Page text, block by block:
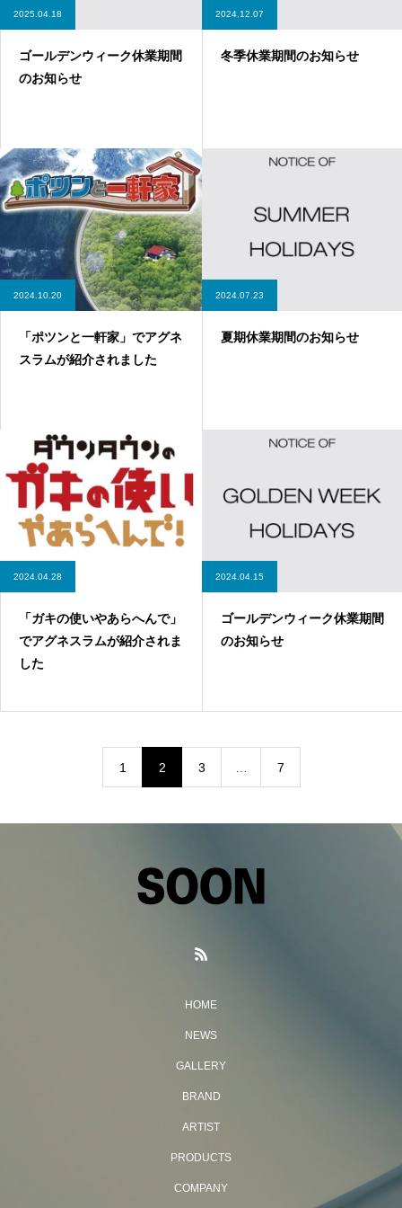
2025.04.18
ゴールデンウィーク休業期間
のお知らせ
2024.12.07
冬季休業期間のお知らせ
2024.10.20
「ポツンと一軒家」でアグネ
スラムが紹介されました
2024.07.23
夏期休業期間のお知らせ
2024.04.28
「ガキの使いやあらへんで」
でアグネスラムが紹介されま
した
2024.04.15
ゴールデンウィーク休業期間
のお知らせ
1 2 3 7
HOME
NEWS
GALLERY
BRAND
ARTIST
PRODUCTS
COMPANY